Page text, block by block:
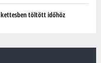
töltött időhöz